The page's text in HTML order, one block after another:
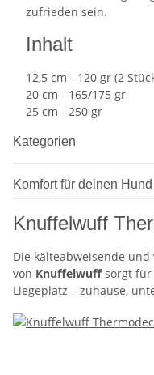
zufrieden sein.
Inhalt
12,5 cm - 120 gr (2
20 cm - 165/175 gr
25 cm - 250 gr
Kategorien
Komfort für deinen Hund
Knuffelwuff
Die kälteabweisende
von Knuffelwuffsorgt für
Liegeplatz – zuhause,